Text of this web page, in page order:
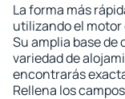
La forma más
utilizando el motor
Su amplia base de
variedad de
encontrarás
Rellena los